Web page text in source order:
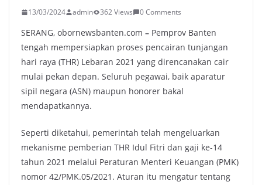
13/03/2024 admin 362 Views 0 Comments
SERANG, obornewsbanten.com – Pemprov Banten
tengah mempersiapkan proses pencairan tunjangan
hari raya (THR) Lebaran 2021 yang direncanakan cair
mulai pekan depan. Seluruh pegawai, baik aparatur
sipil negara (ASN) maupun honorer bakal
mendapatkannya.
Seperti diketahui, pemerintah telah mengeluarkan
mekanisme pemberian THR Idul Fitri dan gaji ke-14
tahun 2021 melalui Peraturan Menteri Keuangan (PMK)
nomor 42/PMK.05/2021. Aturan itu mengatur tentang